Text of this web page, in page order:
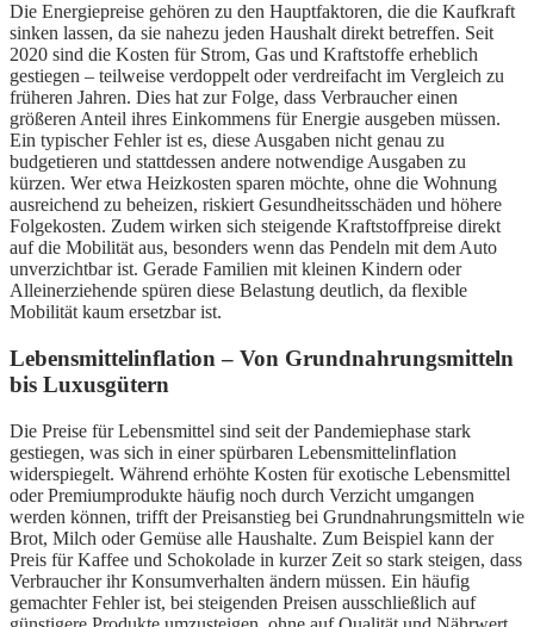
Die Energiepreise gehören zu den Hauptfaktoren, die die Kaufkraft
sinken lassen, da sie nahezu jeden Haushalt direkt betreffen. Seit
2020 sind die Kosten für Strom, Gas und Kraftstoffe erheblich
gestiegen – teilweise verdoppelt oder verdreifacht im Vergleich zu
früheren Jahren. Dies hat zur Folge, dass Verbraucher einen
größeren Anteil ihres Einkommens für Energie ausgeben müssen.
Ein typischer Fehler ist es, diese Ausgaben nicht genau zu
budgetieren und stattdessen andere notwendige Ausgaben zu
kürzen. Wer etwa Heizkosten sparen möchte, ohne die Wohnung
ausreichend zu beheizen, riskiert Gesundheitsschäden und höhere
Folgekosten. Zudem wirken sich steigende Kraftstoffpreise direkt
auf die Mobilität aus, besonders wenn das Pendeln mit dem Auto
unverzichtbar ist. Gerade Familien mit kleinen Kindern oder
Alleinerziehende spüren diese Belastung deutlich, da flexible
Mobilität kaum ersetzbar ist.
Lebensmittelinflation – Von Grundnahrungsmitteln
bis Luxusgütern
Die Preise für Lebensmittel sind seit der Pandemiephase stark
gestiegen, was sich in einer spürbaren Lebensmittelinflation
widerspiegelt. Während erhöhte Kosten für exotische Lebensmittel
oder Premiumprodukte häufig noch durch Verzicht umgangen
werden können, trifft der Preisanstieg bei Grundnahrungsmitteln wie
Brot, Milch oder Gemüse alle Haushalte. Zum Beispiel kann der
Preis für Kaffee und Schokolade in kurzer Zeit so stark steigen, dass
Verbraucher ihr Konsumverhalten ändern müssen. Ein häufig
gemachter Fehler ist, bei steigenden Preisen ausschließlich auf